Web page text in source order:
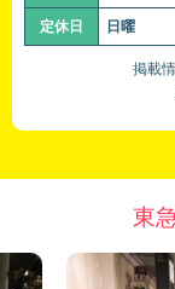
定休日 日曜
掲載
東